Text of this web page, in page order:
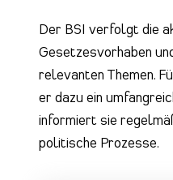
Der BSI verfolgt die
Gesetzesvorhaben
relevanten Themen.
er dazu ein
informiert sie
politische Prozesse.